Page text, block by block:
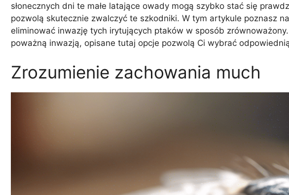
słonecznych dni te małe latające owady mogą szybko stać się
pozwolą skutecznie zwalczyć te szkodniki. W tym artykule poznasz
eliminować inwazję tych irytujących ptaków w sposób
poważną inwazją, opisane tutaj opcje pozwolą Ci wybrać
Zrozumienie zachowania much